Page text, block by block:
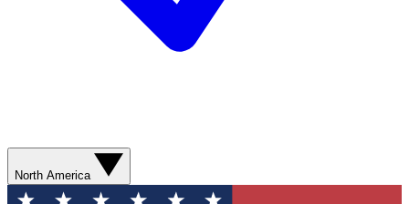
North America